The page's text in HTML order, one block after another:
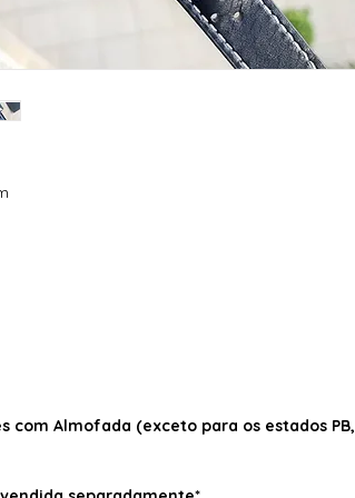
com Almofada (exceto para os estados PB,